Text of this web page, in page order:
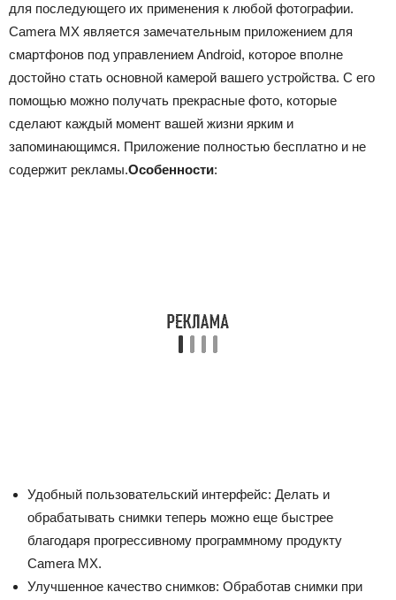
для последующего их применения к любой фотографии.
Camera MX является замечательным приложением для
смартфонов под управлением Android, которое вполне
достойно стать основной камерой вашего устройства. С его
помощью можно получать прекрасные фото, которые
сделают каждый момент вашей жизни ярким и
запоминающимся. Приложение полностью бесплатно и не
содержит рекламы.Особенности:
Удобный пользовательский интерфейс: Делать и
обрабатывать снимки теперь можно еще быстрее
благодаря прогрессивному программному продукту
Camera MX.
Улучшенное качество снимков: Обработав снимки при